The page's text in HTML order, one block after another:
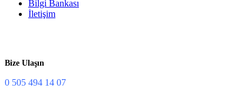
Bilgi Bankası
İletişim
Bize Ulaşın
0 505 494 14 07